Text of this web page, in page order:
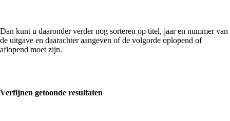
Dan kunt u daaronder verder nog sorteren op titel, jaar en nummer van
de uitgave en daarachter aangeven of de volgorde oplopend of
aflopend moet zijn.
Verfijnen getoonde resultaten